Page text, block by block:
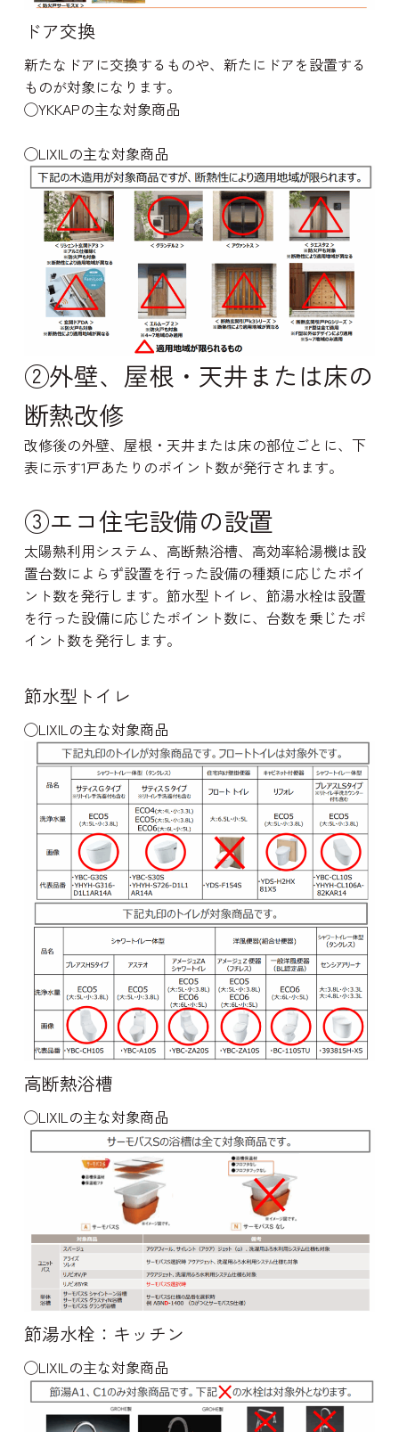
ドア交換
新たなドアに交換するものや、新たにドアを設置する
ものが対象になります。
◯YKKAPの主な対象商品
◯LIXILの主な対象商品
②外壁、屋根・天井または床の
断熱改修
改修後の外壁、屋根・天井または床の部位ごとに、下
表に示す1戸あたりのポイント数が発行されます。
③エコ住宅設備の設置
太陽熱利用システム、高断熱浴槽、高効率給湯機は設
置台数によらず設置を行った設備の種類に応じたポイ
ント数を発行します。節水型トイレ、節湯水栓は設置
を行った設備に応じたポイント数に、台数を乗じたポ
イント数を発行します。
節水型トイレ
◯LIXILの主な対象商品
高断熱浴槽
◯LIXILの主な対象商品
節湯水栓：キッチン
◯LIXILの主な対象商品